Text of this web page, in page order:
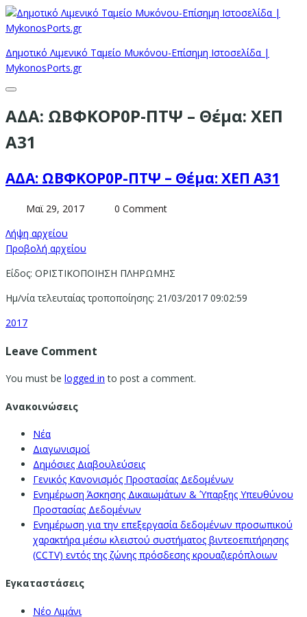
Δημοτικό Λιμενικό Ταμείο Μυκόνου-Επίσημη Ιστοσελίδα |
MykonosPorts.gr
ΑΔΑ: ΩΒΦΚΟΡ0Ρ-ΠΤΨ – Θέμα: ΧΕΠ
Α31
ΑΔΑ: ΩΒΦΚΟΡ0Ρ-ΠΤΨ – Θέμα: ΧΕΠ Α31
Μαϊ 29, 2017
0 Comment
Λήψη αρχείου
Προβολή αρχείου
Είδος: ΟΡΙΣΤΙΚΟΠΟΙΗΣΗ ΠΛΗΡΩΜΗΣ
Ημ/νία τελευταίας τροποποίησης: 21/03/2017 09:02:59
2017
Leave Comment
You must be logged in to post a comment.
Ανακοινώσεις
Νέα
Διαγωνισμοί
Δημόσιες Διαβουλεύσεις
Γενικός Κανονισμός Προστασίας Δεδομένων
Ενημέρωση Άσκησης Δικαιωμάτων & Ύπαρξης Υπευθύνου
Προστασίας Δεδομένων
Ενημέρωση για την επεξεργασία δεδομένων προσωπικού
χαρακτήρα μέσω κλειστού συστήματος βιντεοεπιτήρησης
(CCTV) εντός της ζώνης πρόσδεσης κρουαζιερόπλοιων
Εγκαταστάσεις
Νέο Λιμάνι